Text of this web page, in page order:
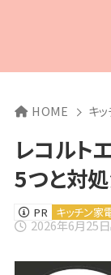
HOME キ
レコルト
5つと対
PR
2026年6月25日
キッチン家